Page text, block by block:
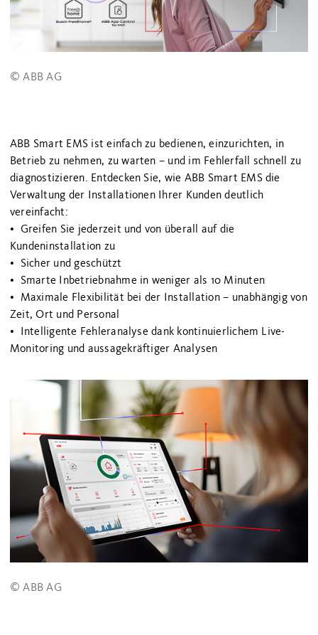
© ABB AG
ABB Smart EMS ist einfach zu bedienen, einzurichten, in
Betrieb zu nehmen, zu warten – und im Fehlerfall schnell zu
diagnostizieren. Entdecken Sie, wie ABB Smart EMS die
Verwaltung der Installationen Ihrer Kunden deutlich
vereinfacht:
• Greifen Sie jederzeit und von überall auf die
Kundeninstallation zu
• Sicher und geschützt
• Smarte Inbetriebnahme in weniger als 10 Minuten
• Maximale Flexibilität bei der Installation – unabhängig von
Zeit, Ort und Personal
• Intelligente Fehleranalyse dank kontinuierlichem Live-
Monitoring und aussagekräftiger Analysen
© ABB AG